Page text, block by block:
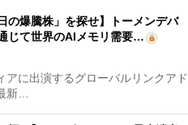
の爆騰株」を探せ】トーメンデバ
じて世界のAIメモリ需要…
に出演するグローバルリンクアド
新…